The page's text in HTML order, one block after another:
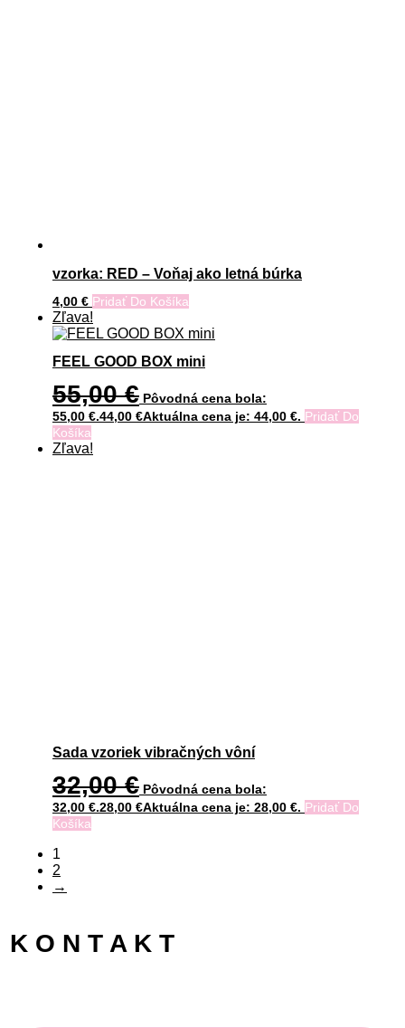
vzorka: RED – Voňaj ako letná búrka
4,00 € Pridať Do Košíka
Zľava!
FEEL GOOD BOX mini
55,00€ Pôvodná cena bola:
55,00 €.44,00 €Aktuálna cena je: 44,00 €. Pridať Do
Košíka
Zľava!
Sada vzoriek vibračných vôní
32,00€ Pôvodná cena bola:
32,00 €.28,00 €Aktuálna cena je: 28,00 €. Pridať Do
Košíka
1
2
→
K O N T A K T